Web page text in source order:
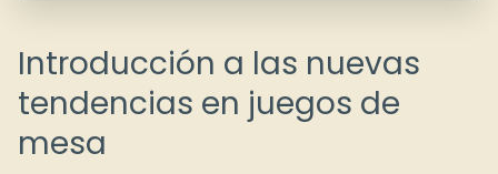
Introducción a las nuevas
tendencias en juegos de
mesa